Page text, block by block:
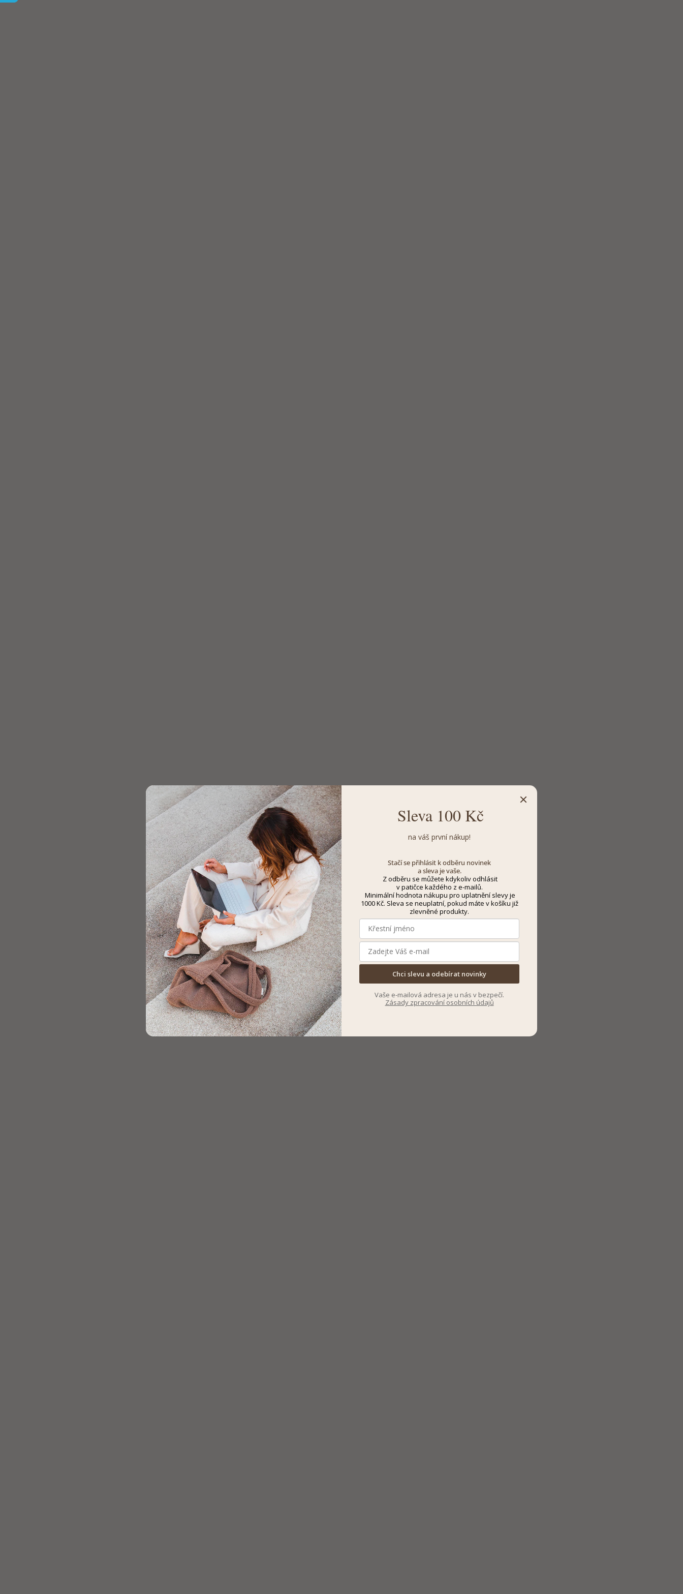
Sleva 100 Kč
na váš první nákup!
Stačí se přihlásit k odběru novinek
a sleva je vaše.
Z odběru se můžete kdykoliv odhlásit
v patičce každého z e-mailů.
Minimální hodnota nákupu pro uplatnění slevy je
1000 Kč. Sleva se neuplatní, pokud máte v košíku již
zlevněné produkty.
Chci slevu a odebírat novinky
Vaše e-mailová adresa je u nás v bezpečí.
Zásady zpracování osobních údajů